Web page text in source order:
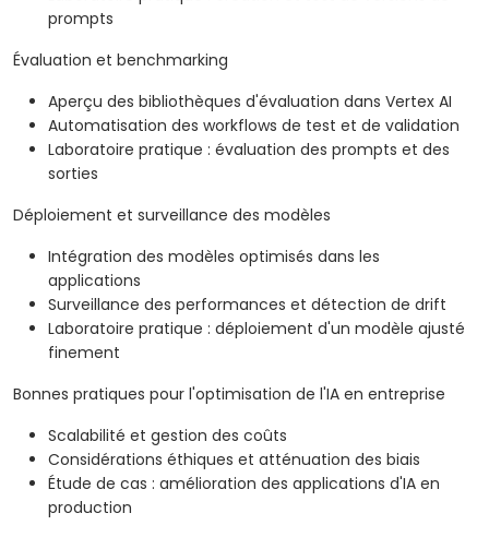
prompts
Évaluation et benchmarking
Aperçu des bibliothèques d'évaluation dans Vertex AI
Automatisation des workflows de test et de validation
Laboratoire pratique : évaluation des prompts et des
sorties
Déploiement et surveillance des modèles
Intégration des modèles optimisés dans les
applications
Surveillance des performances et détection de drift
Laboratoire pratique : déploiement d'un modèle ajusté
finement
Bonnes pratiques pour l'optimisation de l'IA en entreprise
Scalabilité et gestion des coûts
Considérations éthiques et atténuation des biais
Étude de cas : amélioration des applications d'IA en
production